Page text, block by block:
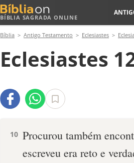
BÍBLIA SAGRADA ONLINE
Bíblia Antigo Testamento Eclesiastes
Eclesiastes
10 Pro­curou também
escreveu era reto e